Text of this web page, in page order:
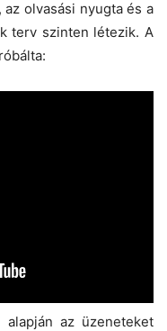
olvasási nyugta és a
terv szinten létezik. A
alapján az üzeneteket